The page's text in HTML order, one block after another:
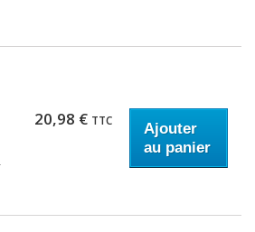
20,98 € TTC
Ajouter
au panier